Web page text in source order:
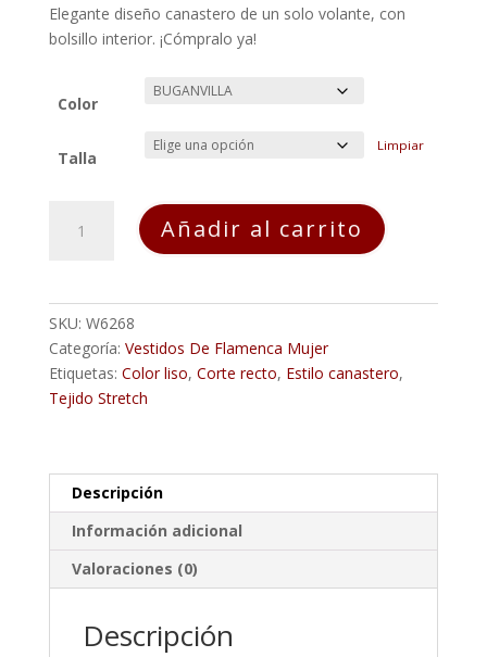
Elegante diseño canastero de un solo volante, con
bolsillo interior. ¡Cómpralo ya!
Color
Talla
Limpiar
Flamenca
Añadir al carrito
SKU: W6268
Categoría: Vestidos De Flamenca Mujer
Etiquetas: Color liso, Corte recto, Estilo canastero,
Tejido Stretch
Descripción
Información adicional
Valoraciones (0)
Descripción